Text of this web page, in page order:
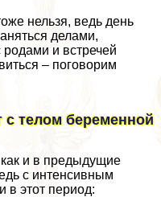
нельзя, ведь день
делами,
и встречей
– поговорим
с телом беременной
и в предыдущие
с интенсивным
в этот период: